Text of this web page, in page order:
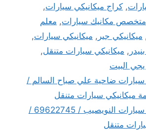
, كراج ميكانيكي سيارات,
متخصص مكانيك سيارات, معلم
ميكانيكي جير , ميكانيكي سيارات,
, ميكانيكي سيارات متنقل,
البيت
سيارات ضاحية علي صباح السالم /
رقم ميكانيكي سيارات النويصيب / 69622745 /
متنقل